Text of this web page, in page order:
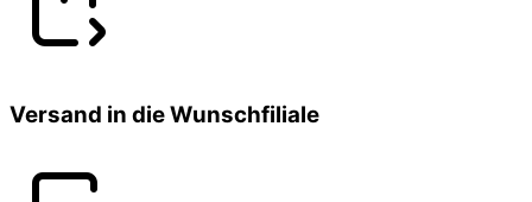
Versand in die Wunschfiliale